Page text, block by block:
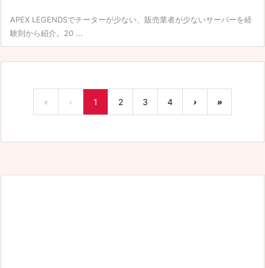
APEX LEGENDSでチーターが少ない、販売業者が少ないサーバーを経
験則から紹介。20 ...
« ‹ 1 2 3 4 › »